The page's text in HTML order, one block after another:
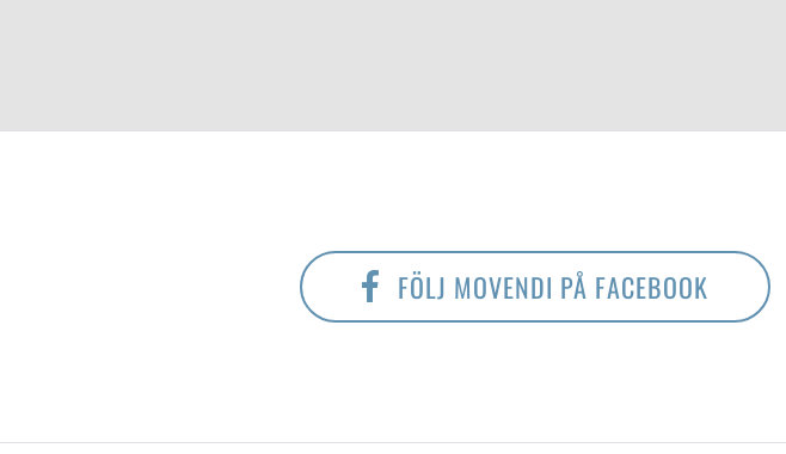
FÖLJ MOVENDI PÅ FACEBOOK